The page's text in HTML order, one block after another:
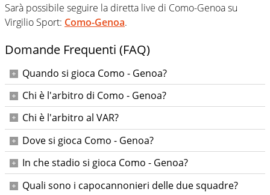
Sarà possibile seguire la diretta live di Como-Genoa su
Virgilio Sport: Como-Genoa.
Domande Frequenti (FAQ)
Quando si gioca Como - Genoa?
La gara tra Como e Genoa si giocherà domenica 27 aprile
2025 alle ore 12:30
Chi è l'arbitro di Como - Genoa?
L'arbitro del match sarà Alberto Arena
Chi è l'arbitro al VAR?
L'arbitro al VAR del match Como - Genoa sarà Ivano
Pezzuto
Dove si gioca Como - Genoa?
La partita si gioca a Como
In che stadio si gioca Como - Genoa?
Stadio Giuseppe Sinigaglia
Quali sono i capocannonieri delle due squadre?